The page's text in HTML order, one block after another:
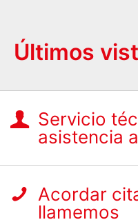
Últimos
Servicio
asistencia
Acordar
llamemos